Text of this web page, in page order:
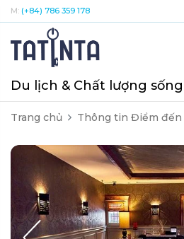
M: (+84) 786 359 178
Du lịch & Chất lượng sống
Trang chủ Thông tin Điểm đến